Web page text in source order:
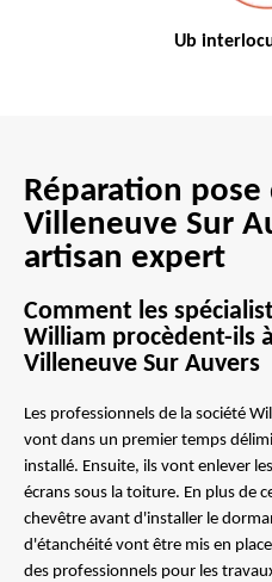
Ub
Réparation pose
Villeneuve Sur
artisan expert
Comment les
William procèdent-ils
Villeneuve Sur Auvers
Les professionnels de la société
vont dans un premier temps
installé. Ensuite, ils vont enlever
écrans sous la toiture. En plus de
chevêtre avant d'installer le
d'étanchéité vont être mis en
des professionnels pour les